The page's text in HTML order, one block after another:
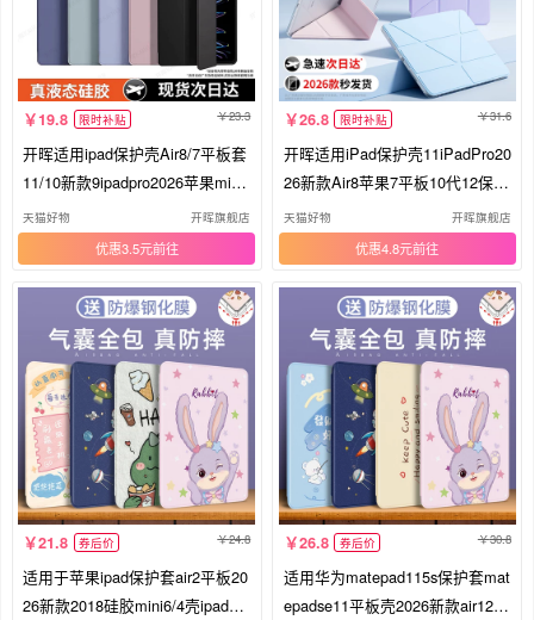
19.8 限时补贴 23.3
开晖适用ipad保护壳Air8/7平板套
11/10新款9ipadpro2026苹果mini
7防摔6电脑8第十代13寸三折硅胶
5九4配件2025
天猫好物 开晖旗舰店
优惠3.5元
26.8 限时补贴 31.6
开晖适用iPad保护壳11iPadPro20
26新款Air8苹果7平板10代12保护
套3+Y折9带笔槽6防弯mini7轻薄
10.9摔13寸5外4
天猫好物 开晖旗舰店
优惠4.8元
21.8 券后价 24.8
适用于苹果ipad保护套air2平板20
26新款2018硅胶mini6/4壳ipad11
26.8 券后价 30.8
适用华为matepad115s保护套mat
epadse11平板壳2026新款air12英